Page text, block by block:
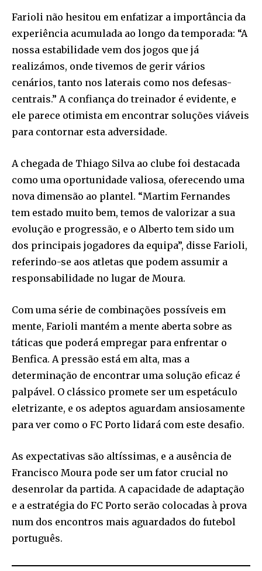
Farioli não hesitou em enfatizar a importância da
experiência acumulada ao longo da temporada: “A
nossa estabilidade vem dos jogos que já
realizámos, onde tivemos de gerir vários
cenários, tanto nos laterais como nos defesas-
centrais.” A confiança do treinador é evidente, e
ele parece otimista em encontrar soluções viáveis
para contornar esta adversidade.
A chegada de Thiago Silva ao clube foi destacada
como uma oportunidade valiosa, oferecendo uma
nova dimensão ao plantel. “Martim Fernandes
tem estado muito bem, temos de valorizar a sua
evolução e progressão, e o Alberto tem sido um
dos principais jogadores da equipa”, disse Farioli,
referindo-se aos atletas que podem assumir a
responsabilidade no lugar de Moura.
Com uma série de combinações possíveis em
mente, Farioli mantém a mente aberta sobre as
táticas que poderá empregar para enfrentar o
Benfica. A pressão está em alta, mas a
determinação de encontrar uma solução eficaz é
palpável. O clássico promete ser um espetáculo
eletrizante, e os adeptos aguardam ansiosamente
para ver como o FC Porto lidará com este desafio.
As expectativas são altíssimas, e a ausência de
Francisco Moura pode ser um fator crucial no
desenrolar da partida. A capacidade de adaptação
e a estratégia do FC Porto serão colocadas à prova
num dos encontros mais aguardados do futebol
português.